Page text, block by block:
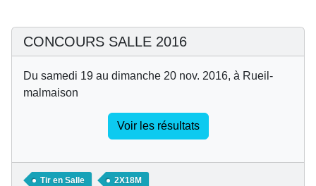
CONCOURS SALLE 2016
Du samedi 19 au dimanche 20 nov. 2016, à Rueil-
malmaison
Voir les résultats
Tir en Salle 2X18M